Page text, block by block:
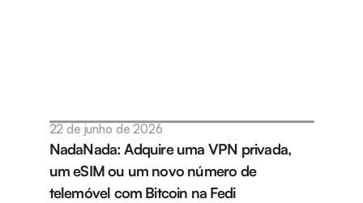
22 de junho de 2026
NadaNada: Adquire uma VPN privada,
um eSIM ou um novo número de
telemóvel com Bitcoin na Fedi